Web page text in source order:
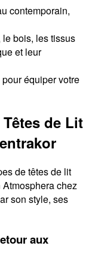
contemporain,
bois, les tissus
et leur
équiper votre
de Lit
de têtes de lit
chez
son style, ses
aux